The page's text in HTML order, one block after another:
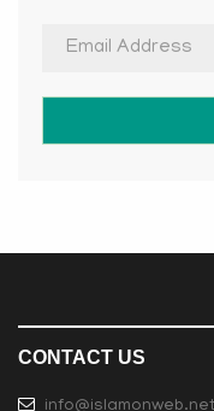
CONTACT US
info@islamonweb.net